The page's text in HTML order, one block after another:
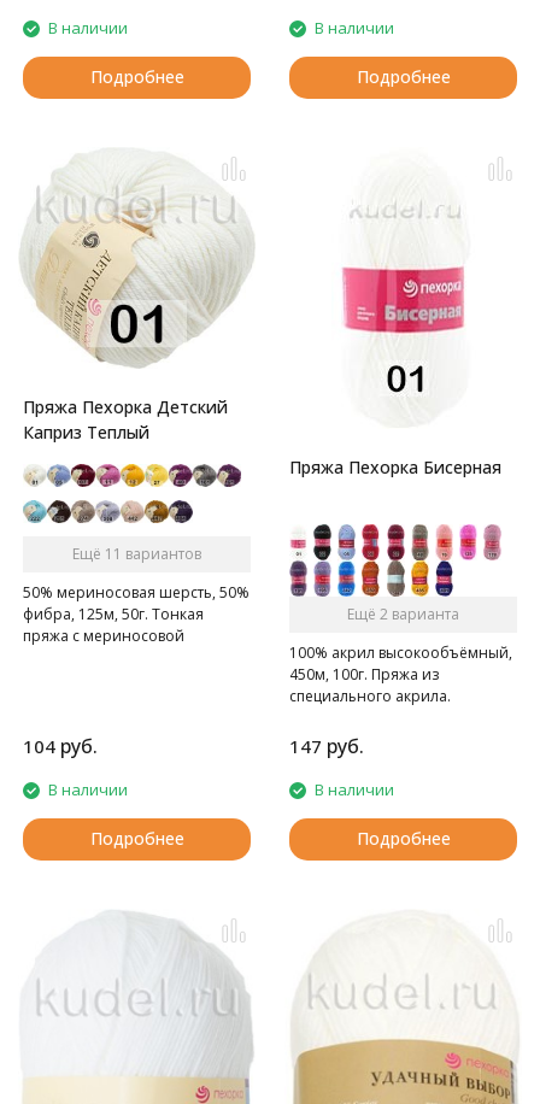
В наличии
Подробнее
В наличии
Подробнее
Пряжа Пехорка Детский
Каприз Теплый
Ещё 11 вариантов
50% мериносовая шерсть, 50%
фибра, 125м, 50г. Тонкая
пряжа с мериносовой
104 руб.
В наличии
Подробнее
Пряжа Пехорка Бисерная
Ещё 2 варианта
100% акрил высокообъёмный,
450м, 100г. Пряжа из
специального акрила.
147 руб.
В наличии
Подробнее